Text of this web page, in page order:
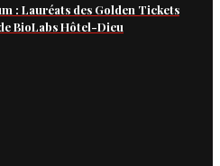
: Lauréats des Golden Tickets
BioLabs Hôtel-Dieu